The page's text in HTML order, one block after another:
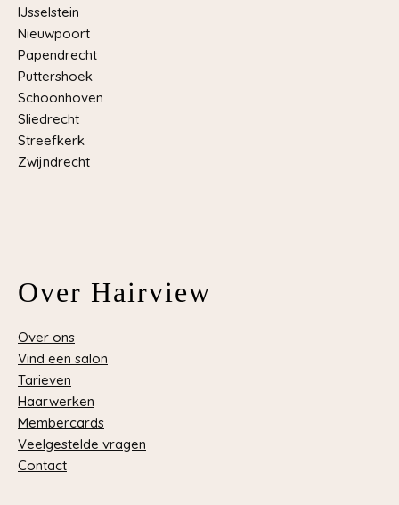
IJsselstein
Nieuwpoort
Papendrecht
Puttershoek
Schoonhoven
Sliedrecht
Streefkerk
Zwijndrecht
Over Hairview
Over ons
Vind een salon
Tarieven
Haarwerken
Membercards
Veelgestelde vragen
Contact